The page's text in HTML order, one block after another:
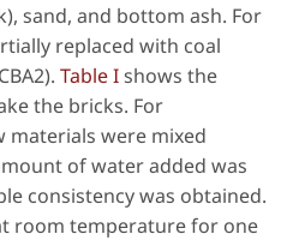
sand, and bottom ash. For
replaced with coal
Table Ishows the
the bricks. For
were mixed
of water added was
consistency was obtained.
room temperature for one